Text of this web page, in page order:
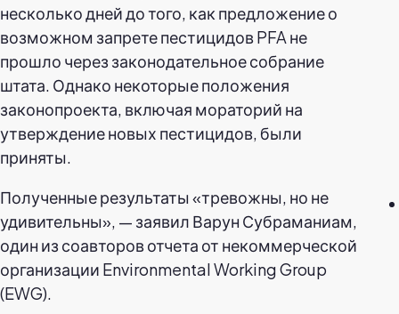
несколько дней до того, как предложение о
возможном запрете пестицидов PFA не
прошло через законодательное собрание
штата. Однако некоторые положения
законопроекта, включая мораторий на
утверждение новых пестицидов, были
приняты.
Полученные результаты «тревожны, но не
удивительны», — заявил Варун Субраманиам,
один из соавторов отчета от некоммерческой
организации Environmental Working Group
(EWG).